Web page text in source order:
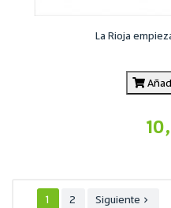
La Rioja
1 2 Siguiente 